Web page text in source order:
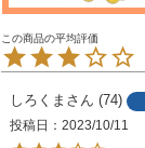
しろくま 74
投稿日
2023/10/11